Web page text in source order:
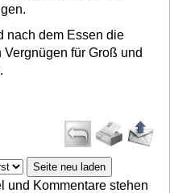
nach dem Essen die
für Groß und
und Kommentare stehen